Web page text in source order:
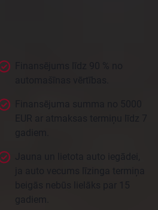
Finansējuma summa no 5000
Jauna un lietota auto iegādei,
ja auto vecums līzinga termiņa
beigās nebūs lielāks par 15
gadiem.